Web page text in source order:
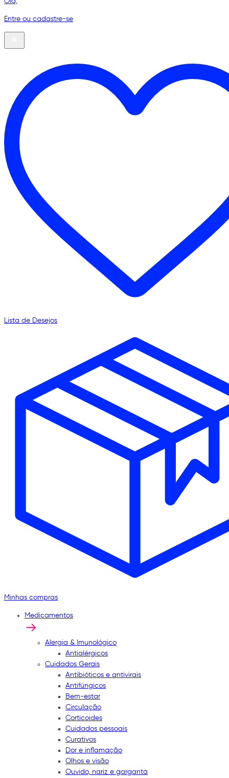
Entre ou cadastre-se
Lista de Desejos
Minhas compras
Medicamentos
Alergia & Imunológico
Antialérgicos
Cuidados Gerais
Antibióticos e antivirais
Antifúngicos
Bem-estar
Circulação
Corticoides
Cuidados pessoais
Curativos
Dor e inflamação
Olhos e visão
Ouvido, nariz e garganta